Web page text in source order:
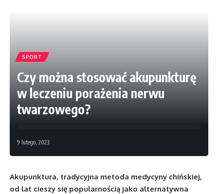
SPORT
Czy można stosować akupunkturę
w leczeniu porażenia nerwu
twarzowego?
9 lutego, 2023
Akupunktura, tradycyjna metoda medycyny chińskiej,
od lat cieszy się popularnością jako alternatywna